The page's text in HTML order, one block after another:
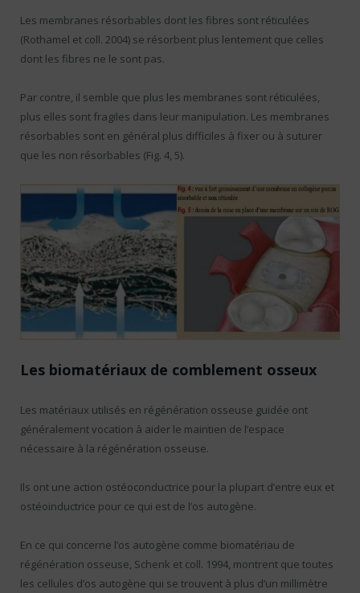
Les membranes résorbables dont les fibres sont réticulées
(Rothamel et coll. 2004) se résorbent plus lentement que celles
dont les fibres ne le sont pas.
Par contre, il semble que plus les membranes sont réticulées,
plus elles sont fragiles dans leur manipulation. Les membranes
résorbables sont en général plus difficiles à fixer ou à suturer
que les non résorbables (Fig. 4, 5).
Les biomatériaux de comblement osseux
Les matériaux utilisés en régénération osseuse guidée ont
généralement vocation à aider le maintien de l’espace
nécessaire à la régénération osseuse.
Ils ont une action ostéoconductrice pour la plupart d’entre eux et
ostéoinductrice pour ce qui est de l’os autogène.
En ce qui concerne l’os autogène comme biomatériau de
régénération osseuse, Schenk et coll. 1994, montrent que toutes
les cellules d’os autogène qui se trouvent à plus d’un millimètre